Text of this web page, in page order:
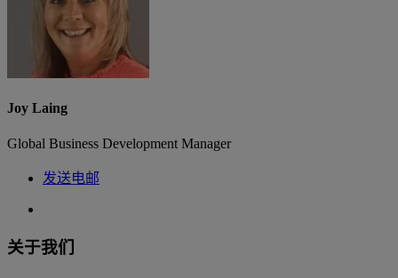
Joy Laing
Global Business Development Manager
发送电邮
关于我们